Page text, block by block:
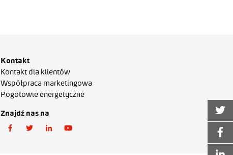
Kontakt
Kontakt dla klientów
Współpraca marketingowa
Pogotowie energetyczne
Znajdź nas na